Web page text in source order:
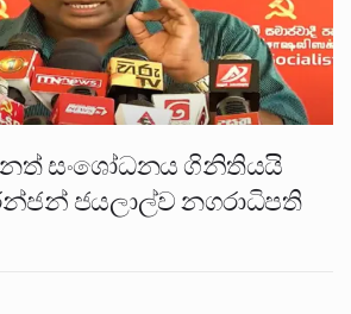
සංශෝධනය ගිනිතියයි
ජයලාල්ව නගරාධිපති